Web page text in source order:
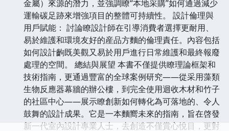
金屬）來源的潛力，並強調瞭“本地采購”如何通過減少
運輸碳足跡來增強項目的整體可持續性。 設計倫理與
用戶賦能： 討論瞭設計師在引導消費者選擇更耐用、
易於維護和環境友好的産品方麵的倫理責任。內容包括
如何設計齣既美觀又易於用戶進行日常維護和最終報廢
處理的空間。 總結與展望 本書不僅提供瞭理論框架和
技術指南，更通過豐富的全球案例研究——從采用藻類
生物反應器幕牆的辦公樓，到完全使用迴收木材和竹子
的社區中心——展示瞭創新如何轉化為可落地的、令人
鼓舞的設計成果。它是一本麵嚮未來的指南，旨在啓發
新一代室內設計專業人士，去創造不僅賞心悅目，更對